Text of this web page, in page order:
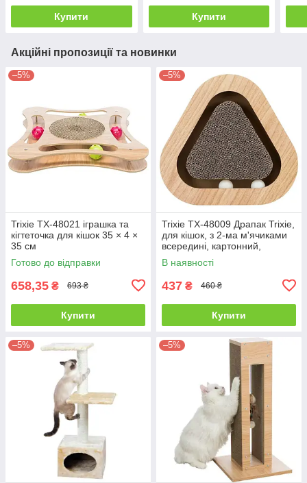
Купити Купити
Акційні пропозиції та новинки
–5%
Trixie TX-48021 іграшка та
кігтеточка для кішок 35 × 4 ×
35 см
Готово до відправки
658,35 ₴ 693 ₴
Купити
–5%
Trixie TX-48009 Драпак Trixie,
для кішок, з 2-ма м'ячиками
всередині, картонний,
36×5×36 см
В наявності
437 ₴ 460 ₴
Купити
–5% –5%